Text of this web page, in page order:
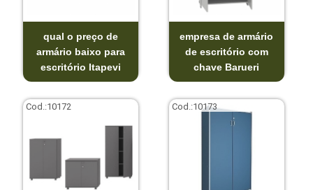
qual o preço de
armário baixo para
escritório Itapevi
empresa de armário
de escritório com
chave Barueri
Cod.:10172 Cod.:10173